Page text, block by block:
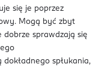
się je poprzez
Mogą być zbyt
sprawdzają się
dokładnego spłukania,